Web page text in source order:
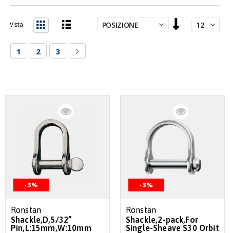
la
Pagina
Attualmente stai leggendo la pagina
1 Pagina
2 Pagina
3 Pagina
Successivo
Vista
-3%
Ronstan
Shackle,D,5/32”
Pin,L:15mm,W:10mm
-3%
Ronstan
Shackle,2-pack,For
Single-Sheave S30 Orbit